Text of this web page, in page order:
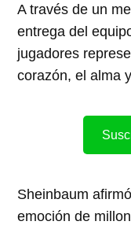
A través de un
entrega del
jugadores
corazón, el alma
Sheinbaum
emoción de